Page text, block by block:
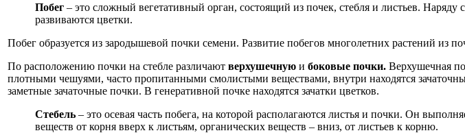
Побег – это сложный вегетативный орган, состоящий из почек, стебля и листьев.
развиваются цветки.
Побег образуется из зародышевой почки семени. Развитие побегов многолетних растений из
По расположению почки на стебле различают верхушечную и боковые почки. Верхушечная
плотными чешуями, часто пропитанными смолистыми веществами, внутри находятся
заметные зачаточные почки. В генеративной почке находятся зачатки цветков.
Стебель – это осевая часть побега, на которой располагаются листья и почки. Он
веществ от корня вверх к листьям, органических веществ – вниз, от листьев к корню.